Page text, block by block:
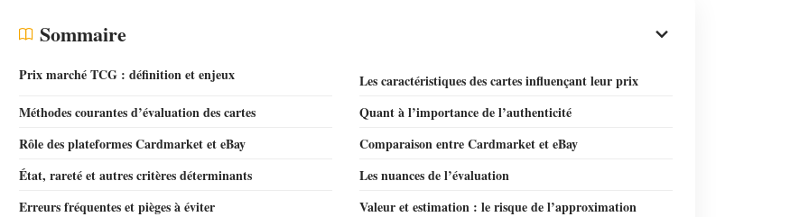
Sommaire
Prix marché TCG : définition et enjeux
Les caractéristiques des cartes influençant leur prix
Méthodes courantes d’évaluation des cartes
Quant à l’importance de l’authenticité
Rôle des plateformes Cardmarket et eBay
Comparaison entre Cardmarket et eBay
État, rareté et autres critères déterminants
Les nuances de l’évaluation
Erreurs fréquentes et pièges à éviter
Valeur et estimation : le risque de l’approximation